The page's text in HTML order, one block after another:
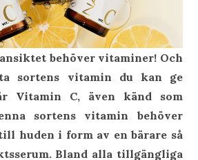
behöver vitaminer! Och
sortens vitamin du kan ge
Vitamin C, även känd som
sortens vitamin behöver
huden i form av en bärare så
Bland alla tillgängliga